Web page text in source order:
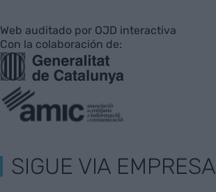
Web auditado por OJD interactiva
Con la colaboración de:
SIGUE VIA EMPRESA